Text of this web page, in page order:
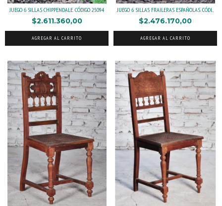
JUEGO 6 SILLAS CHIPPENDALE. CÓDIGO 25094
$2.611.360,00
AGREGAR AL CARRITO
JUEGO 6 SILLAS FRAILERAS ESPAÑOLAS. CÓDI...
$2.476.170,00
AGREGAR AL CARRITO